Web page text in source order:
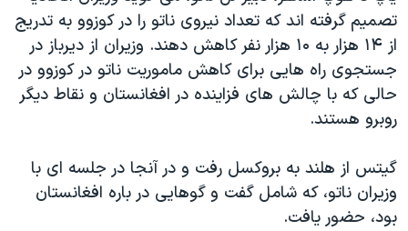
حقوق شهروندی
اقتصادی
علم و فناوری
اسرائیل در جنگ
آرشیو پخش زنده
انتخابات ریاست جمهوری آمریکا ۲۰۲۴
حمله جمهوری اسلامی به اسرائیل
رمز مهسا
ورزش زنان در ایران
مجموعه مستندهای دادخواهی
تریبونال مردمی آبان ۹۸
زبانهای مختلف
تصمیم گرفته اند که تعداد نیروی ناتو را در کوزوو به تدریج
از ۱۴ هزار به ۱۰ هزار نفر کاهش دهند. وزیران از دیرباز در
جستجوی راه هایی برای کاهش ماموریت ناتو در کوزوو در
حالی که با چالش های فزاینده در افغانستان و نقاط دیگر
روبرو هستند.
گیتس از هلند به بروکسل رفت و در آنجا در جلسه ای با
وزیران ناتو، که شامل گفت و گوهایی در باره افغانستان
بود، حضور یافت.